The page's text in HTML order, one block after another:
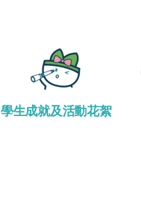
學生成就及活動花絮